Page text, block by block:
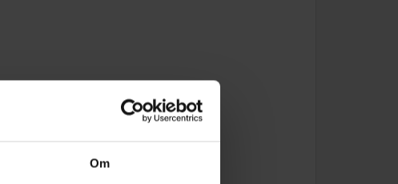
Om